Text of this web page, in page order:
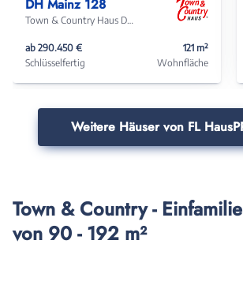
DH Mainz 128
Town & Country Haus Deutschland
ab 290.450 €
Schlüsselfertig
121 m²
Wohnfläche
Weitere Häuser von FL
Town & Country -
von 90 - 192 m²